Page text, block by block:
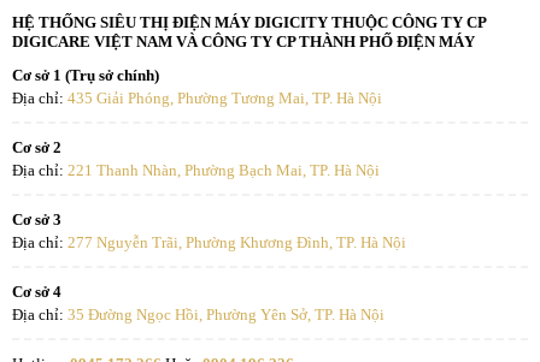
HỆ THỐNG SIÊU THỊ ĐIỆN MÁY DIGICITY THUỘC CÔNG TY CP
DIGICARE VIỆT NAM VÀ CÔNG TY CP THÀNH PHỐ ĐIỆN MÁY
Cơ sở 1 (Trụ sở chính)
Địa chỉ: 435 Giải Phóng, Phường Tương Mai, TP. Hà Nội
Cơ sở 2
Địa chỉ: 221 Thanh Nhàn, Phường Bạch Mai, TP. Hà Nội
Cơ sở 3
Địa chỉ: 277 Nguyễn Trãi, Phường Khương Đình, TP. Hà Nội
Cơ sở 4
Địa chỉ: 35 Đường Ngọc Hồi, Phường Yên Sở, TP. Hà Nội